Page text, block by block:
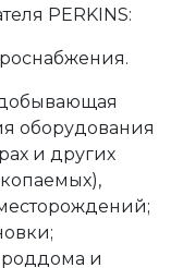
PERKINS:
оборудования
и других
и